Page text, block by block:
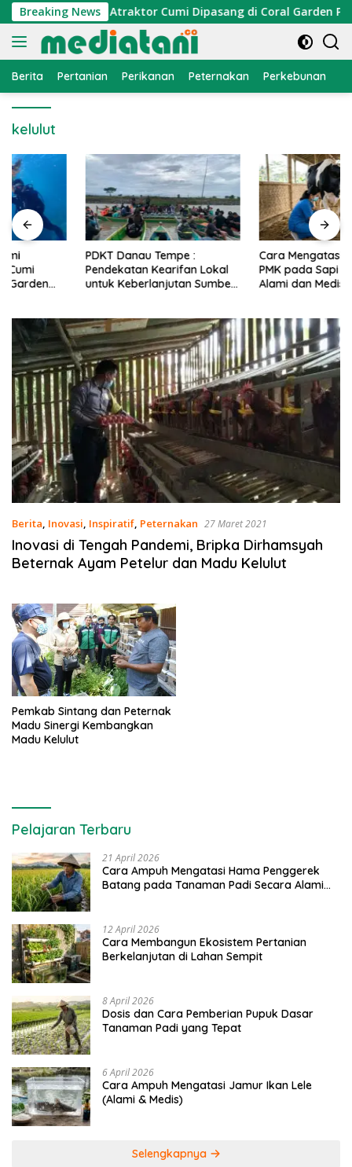
Langsung
ke
konten
Breaking News
Nelayan, Atraktor Cumi Dipasang di Coral Garden Pulau
Berita Pertanian Perikanan Peternakan Perkebunan
kelulut
PDKT Danau Tempe :
Pendekatan Kearifan Lokal
untuk Keberlanjutan Sumber
Cara Mengatasi Penyakit
PMK pada Sapi Perah Secara
Alami dan Medis
Berita, Inovasi, Inspiratif, Peternakan 27 Maret 2021
Inovasi di Tengah Pandemi, Bripka Dirhamsyah
Beternak Ayam Petelur dan Madu Kelulut
Pemkab Sintang dan Peternak
Madu Sinergi Kembangkan
Madu Kelulut
Pelajaran Terbaru
21 April 2026
Cara Ampuh Mengatasi Hama Penggerek
Batang pada Tanaman Padi Secara Alami
12 April 2026
Cara Membangun Ekosistem Pertanian
Berkelanjutan di Lahan Sempit
8 April 2026
Dosis dan Cara Pemberian Pupuk Dasar
Tanaman Padi yang Tepat
6 April 2026
Cara Ampuh Mengatasi Jamur Ikan Lele
(Alami & Medis)
Selengkapnya